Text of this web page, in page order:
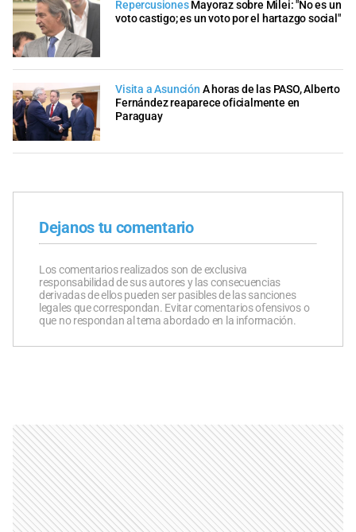
RepercusionesMayoraz sobre Milei: "No es un
voto castigo; es un voto por el hartazgo social"
Visita a Asunción A horas de las PASO, Alberto
Fernández reaparece oficialmente en
Paraguay
Dejanos tu comentario
Los comentarios realizados son de exclusiva
responsabilidad de sus autores y las consecuencias
derivadas de ellos pueden ser pasibles de las sanciones
legales que correspondan. Evitar comentarios ofensivos o
que no respondan al tema abordado en la información.